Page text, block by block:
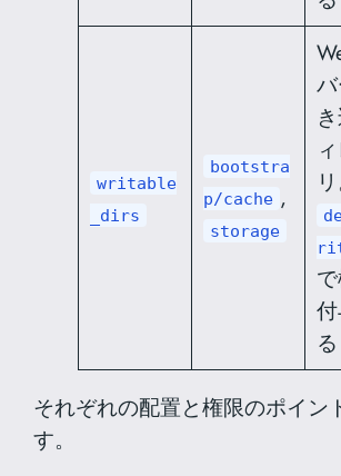
writable
_dirs
bootstra
p/cache ,
storage
リ
る
それぞれの配置と権限のポイン
す。